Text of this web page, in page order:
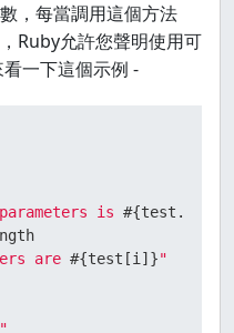
，每當調用這個方法
Ruby允許您聲明使用可
一下這個示例 -
is
are #{test[i]}"